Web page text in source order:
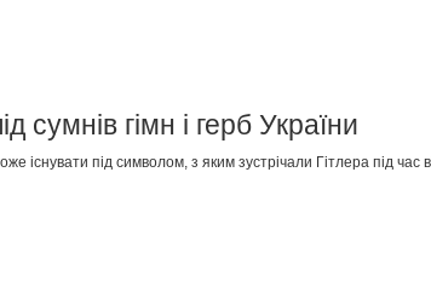
сумнів гімн і герб України
існувати під символом, з яким зустрічали Гітлера під час